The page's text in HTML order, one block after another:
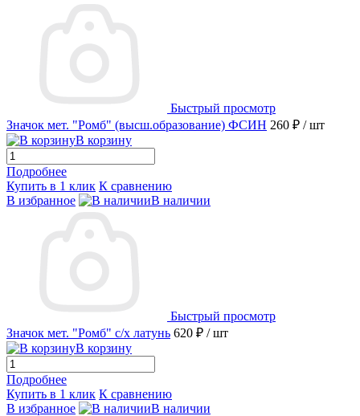
Быстрый просмотр
Значок мет. "Ромб" (высш.образование) ФСИН 260 ₽ / шт
В корзину
Подробнее
Купить в 1 клик К сравнению
В избранное
В наличии
Быстрый просмотр
Значок мет. "Ромб" с/х латунь 620 ₽ / шт
В корзину
Подробнее
Купить в 1 клик К сравнению
В избранное
В наличии